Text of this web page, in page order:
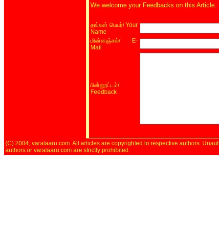
We welcome your Feedbacks on this
தங்கள் பெயர்/ Your
Name
மின்னஞ்சல்/ E-
Mail
பின்னூட்டம்/
Feedback
(C) 2004, varalaaru.com. All articles are copyrighted to respective authors.
authors or varalaaru.com are strictly prohibited.